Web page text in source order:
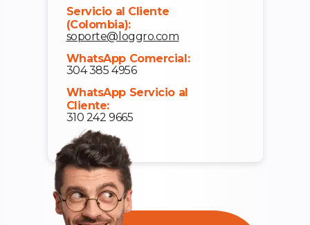
Servicio al Cliente
(Colombia):
soporte@loggro.com
WhatsApp Comercial:
304 385 4956
WhatsApp Servicio al
Cliente:
310 242 9665